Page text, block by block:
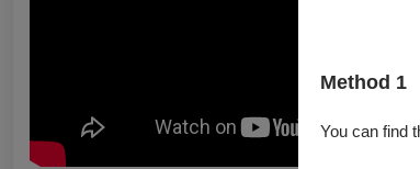
Method 1
You can find